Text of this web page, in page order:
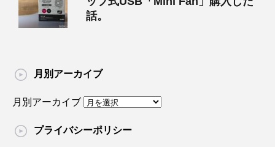
話。
月別アーカイブ
月別アーカイブ
プライバシーポリシー